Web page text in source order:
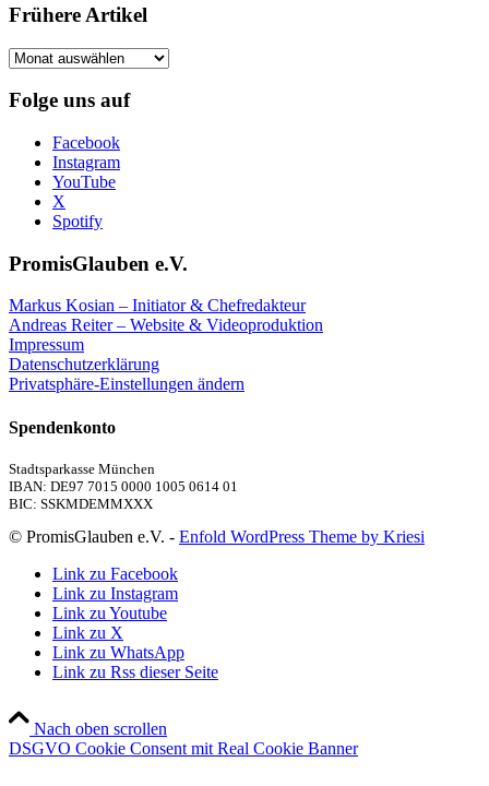
Frühere Artikel
Frühere
Folge uns auf
Facebook
Instagram
YouTube
X
Spotify
PromisGlauben e.V.
Markus Kosian – Initiator & Chefredakteur
Andreas Reiter – Website & Videoproduktion
Impressum
Datenschutzerklärung
Privatsphäre-Einstellungen ändern
Spendenkonto
Stadtsparkasse München
IBAN: DE97 7015 0000 1005 0614 01
BIC: SSKMDEMMXXX
© PromisGlauben e.V. - Enfold WordPress Theme by Kriesi
Link zu Facebook
Link zu Instagram
Link zu Youtube
Link zu X
Link zu WhatsApp
Link zu Rss dieser Seite
Nach oben scrollen
DSGVO Cookie Consent mit Real Cookie Banner